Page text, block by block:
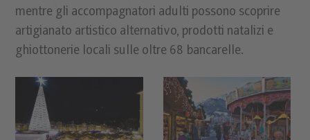
mentre gli accompagnatori adulti possono scoprire
artigianato artistico alternativo, prodotti natalizi e
ghiottonerie locali sulle oltre 68 bancarelle.